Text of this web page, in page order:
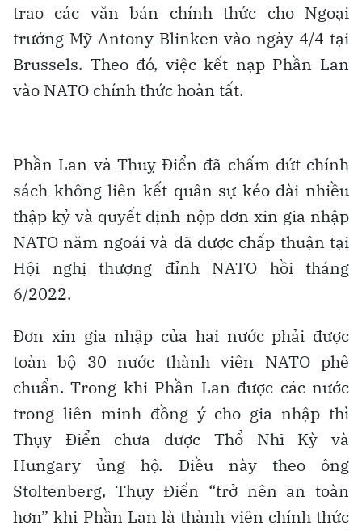
trao các văn bản chính thức cho Ngoại
trưởng Mỹ Antony Blinken vào ngày 4/4 tại
Brussels. Theo đó, việc kết nạp Phần Lan
vào NATO chính thức hoàn tất.
Phần Lan và Thuỵ Điển đã chấm dứt chính
sách không liên kết quân sự kéo dài nhiều
thập kỷ và quyết định nộp đơn xin gia nhập
NATO năm ngoái và đã được chấp thuận tại
Hội nghị thượng đỉnh NATO hồi tháng
6/2022.
Đơn xin gia nhập của hai nước phải được
toàn bộ 30 nước thành viên NATO phê
chuẩn. Trong khi Phần Lan được các nước
trong liên minh đồng ý cho gia nhập thì
Thụy Điển chưa được Thổ Nhĩ Kỳ và
Hungary ủng hộ. Điều này theo ông
Stoltenberg, Thụy Điển “trở nên an toàn
hơn” khi Phần Lan là thành viên chính thức